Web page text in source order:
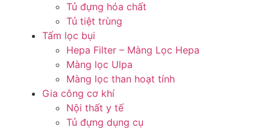
Tủ đựng hóa chất
Tủ tiệt trùng
Tấm lọc bụi
Hepa Filter – Màng Lọc Hepa
Màng lọc Ulpa
Màng lọc than hoạt tính
Gia công cơ khí
Nội thất y tế
Tủ đựng dụng cụ